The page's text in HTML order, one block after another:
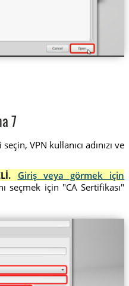
7
VPN kullanıcı adınızı ve
Giriş veya görmek için
seçmek için "CA Sertifikası"